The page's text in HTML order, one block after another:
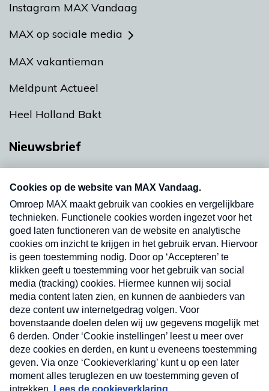
Instagram MAX Vandaag
MAX op sociale media
MAX vakantieman
Meldpunt Actueel
Heel Holland Bakt
Nieuwsbrief
Neem hier een gratis abonnement op onze
nieuwsbrief. Elke vrijdag- en dinsdagochtend in
uw mailbox.
Verzend
Nieuwsbrief
Neem hier een gratis abonnement op onze
nieuwsbrief. Elke vrijdag- en dinsdagochtend in uw